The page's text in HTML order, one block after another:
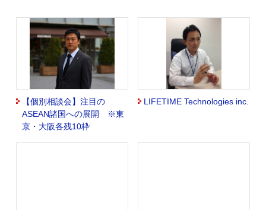
【個別相談会】注目の
ASEAN諸国への展開 ※東
京・大阪各残10枠
LIFETIME Technologies inc.